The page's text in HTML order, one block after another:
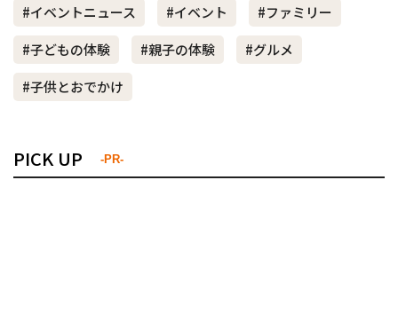
#イベントニュース #イベント
#ファミリー
#子どもの体験
#親子の体験
#グルメ
#子供とおでかけ
PICK UP -PR-